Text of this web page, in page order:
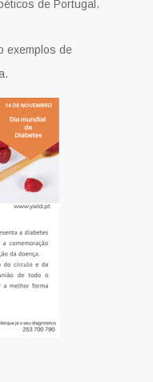
de Portugal.
exemplos de